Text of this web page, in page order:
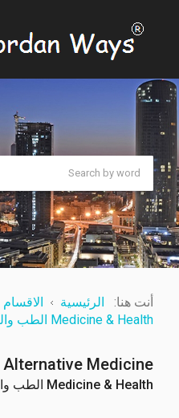
أنت هنا: الرئيسية
الاقسام
Medicine & Health الطب والصحة
Alternative Medicine طب بديل
Medicine & Health الطب والصحة